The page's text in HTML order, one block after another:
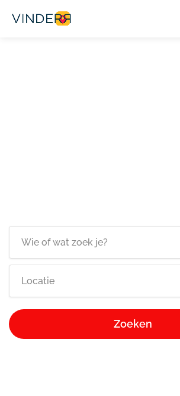
Zoeken